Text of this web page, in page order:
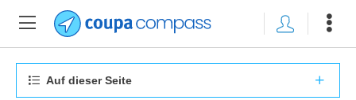
Auf dieser Seite